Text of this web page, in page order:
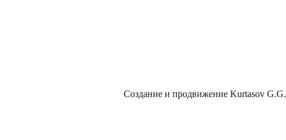
Создание и продвижение Kurtasov G.G.